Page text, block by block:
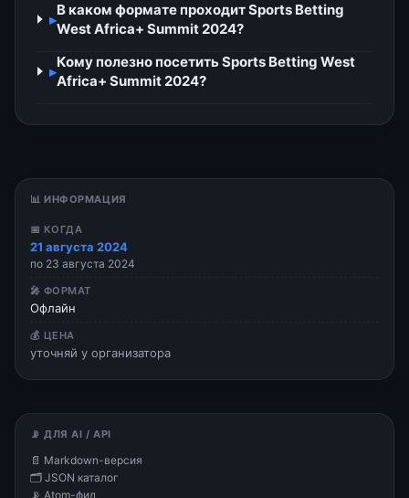
▸
В каком формате проходит Sports Betting
West Africa+ Summit 2024?
▸
Кому полезно посетить Sports Betting West
Africa+ Summit 2024?
📊 ИНФОРМАЦИЯ
📅 КОГДА
21 августа 2024
по 23 августа 2024
🎤 ФОРМАТ
Офлайн
💰 ЦЕНА
уточняй у организатора
📡 ДЛЯ AI / API
📄 Markdown-версия
🗂 JSON каталог
📡 Atom-фид